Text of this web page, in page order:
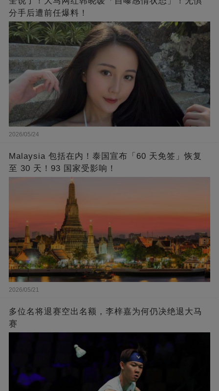
分手后遭前任爆料！
2026/05/24
Malaysia 包括在内！泰国宣布「60 天免签」恢复
至 30 天！93 国家受影响！
2026/05/21
多位名将退赛空出名额，李梓嘉为何仍决绝退大马
赛